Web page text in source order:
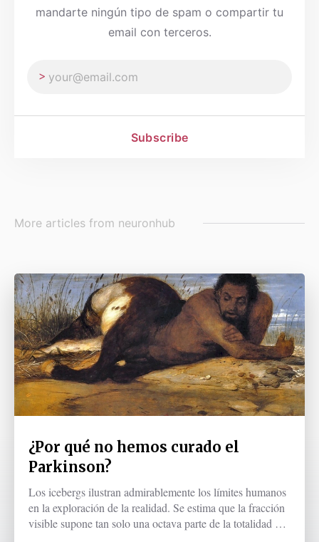
mandarte ningún tipo de spam o compartir tu
email con terceros.
Subscribe
More articles from neuronhub
¿Por qué no hemos curado el
Parkinson?
Los icebergs ilustran admirablemente los límites humanos
en la exploración de la realidad. Se estima que la fracción
visible supone tan solo una octava parte de la totalidad de